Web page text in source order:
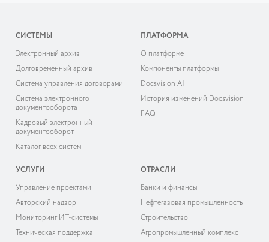
СИСТЕМЫ
Электронный архив
Долговременный архив
Система управления договорами
Система электронного
документооборота
Кадровый электронный
документооборот
Каталог всех систем
ПЛАТФОРМА
О платформе
Компоненты платформы
Docsvision AI
История изменений Docsvision
FAQ
УСЛУГИ
Управление проектами
Авторский надзор
Мониторинг ИТ-системы
Техническая поддержка
ОТРАСЛИ
Банки и финансы
Нефтегазовая промышленность
Строительство
Агропромышленный комплекс